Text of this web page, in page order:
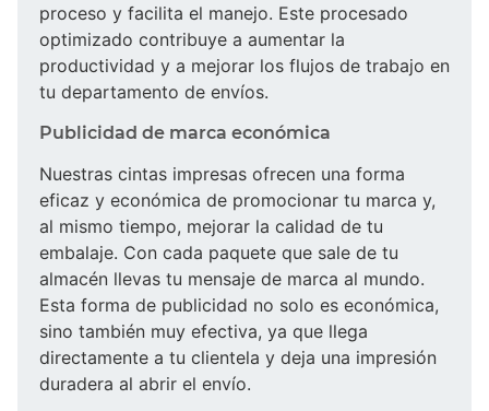
proceso y facilita el manejo. Este procesado
optimizado contribuye a aumentar la
productividad y a mejorar los flujos de trabajo en
tu departamento de envíos.
Publicidad de marca económica
Nuestras cintas impresas ofrecen una forma
eficaz y económica de promocionar tu marca y,
al mismo tiempo, mejorar la calidad de tu
embalaje. Con cada paquete que sale de tu
almacén llevas tu mensaje de marca al mundo.
Esta forma de publicidad no solo es económica,
sino también muy efectiva, ya que llega
directamente a tu clientela y deja una impresión
duradera al abrir el envío.